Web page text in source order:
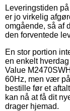
Leveringstiden
er jo virkelig
omgående, så af
den forventede
En stor portion
en enkelt
Value
60Hz, men vær
bestille før et
kan nå at få dit
drager hjemad.